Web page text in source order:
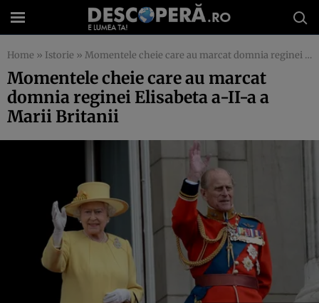
Home » Istorie » Momentele cheie care au marcat domnia reginei Elisabeta a-II-a a Marii Britanii
Momentele cheie care au marcat
domnia reginei Elisabeta a-II-a a
Marii Britanii